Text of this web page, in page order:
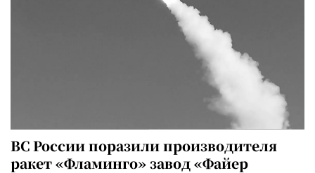
ВС России поразили производителя
ракет «Фламинго» завод «Файер